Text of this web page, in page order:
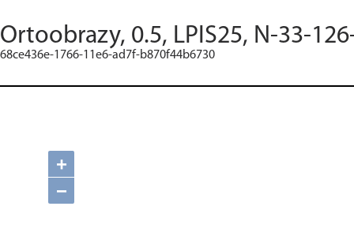
Ortoobrazy, 0.5, LPIS25, N-33-
68ce436e-1766-11e6-ad7f-b870f44b6730
+
−